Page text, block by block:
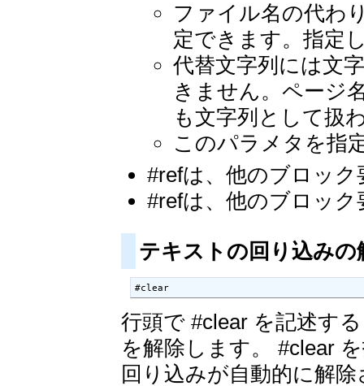
ファイル名の代わ
定できます。指定
代替文字列には文
きません。ページ
も文字列として扱
このパラメタを指
#refは、他のブロッ
#refは、他のブロッ
テキストの回り込み
#clear
行頭で #clear を記述す
を解除します。 #clear
回り込みが自動的に解